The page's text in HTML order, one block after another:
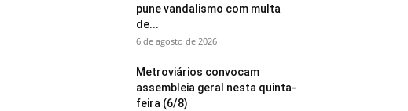
pune vandalismo com multa
de...
6 de agosto de 2026
Metroviários convocam
assembleia geral nesta quinta-
feira (6/8)